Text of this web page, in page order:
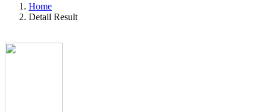
Home
Detail Result